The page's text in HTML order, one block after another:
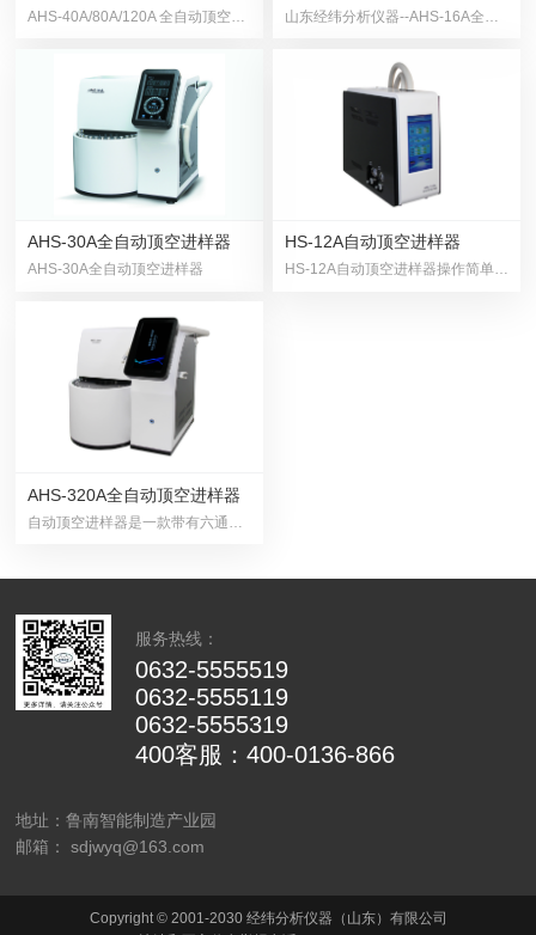
AHS-30A全自动顶空进样器
AHS-30A全自动顶空进样器
HS-12A自动顶空进样器
HS-12A自动顶空进样器操作简单，样品分析一键完成
AHS-320A全自动顶空进样器
自动顶空进样器是一款带有六通阀定量环压力平衡进样并...
服务热线：
0632-5555519
0632-5555119
0632-5555319
400客服：400-0136-866
地址：鲁南智能制造产业园
邮箱： sdjwyq@163.com
Copyright © 2001-2030 经纬分析仪器（山东）有限公司